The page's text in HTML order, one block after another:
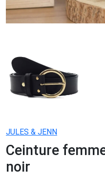
JULES & JENN
Ceinture
noir